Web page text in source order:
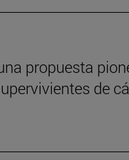
propuesta
de